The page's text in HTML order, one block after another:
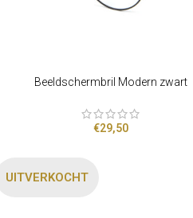
OPTIES SELECTEREN
Beeldschermbril Modern zwart
€29,50
UITVERKOCHT